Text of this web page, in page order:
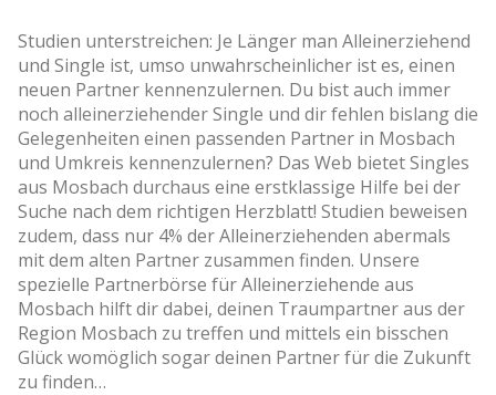
Studien unterstreichen: Je Länger man Alleinerziehend
und Single ist, umso unwahrscheinlicher ist es, einen
neuen Partner kennenzulernen. Du bist auch immer
noch alleinerziehender Single und dir fehlen bislang die
Gelegenheiten einen passenden Partner in Mosbach
und Umkreis kennenzulernen? Das Web bietet Singles
aus Mosbach durchaus eine erstklassige Hilfe bei der
Suche nach dem richtigen Herzblatt! Studien beweisen
zudem, dass nur 4% der Alleinerziehenden abermals
mit dem alten Partner zusammen finden. Unsere
spezielle Partnerbörse für Alleinerziehende aus
Mosbach hilft dir dabei, deinen Traumpartner aus der
Region Mosbach zu treffen und mittels ein bisschen
Glück womöglich sogar deinen Partner für die Zukunft
zu finden…